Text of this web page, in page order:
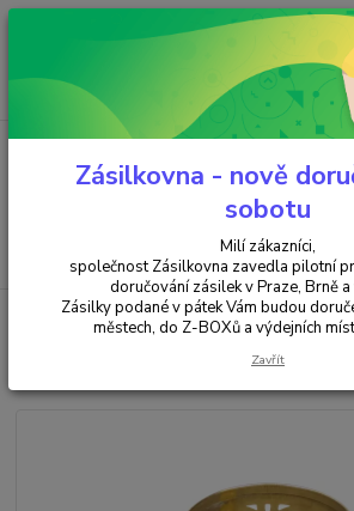
Minimální hodnota objednávky je 200 kč. Při
požadována platba předem na
+420 737 737 037
(Po-Pá, 9-18 hod.)
SVÍČKY & SVÍCNY & SOLNÉ LAMPY
Světlohra Květ života
Zásilkovna - nově
sobotu
Milí zákazníci,
společnost Zásilkovna zavedla pilotní
doručování zásilek v Praze, Brně
Zásilky podané v pátek Vám budou
městech, do Z-BOXů a výdejních
Zavřít